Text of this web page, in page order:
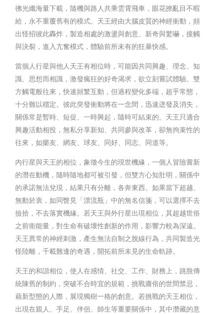
彿光纖海量下載，隨機與路人共乘雲霄飛車，眼花撩亂目不暇
給，永不重覆舊有的模式。天王經由大腦皮質的神經衝動，頻
出怪招彼此轟炸，製造相處的激盪與創意、新奇與驚嚇，接觸
與決裂，進入亢奮模式，體驗前所未有的狂暴快感。
當個人行星與他人天王有相位時，可能因共同興趣、理念、知
識、思想而相識，激發瘋狂的好奇渴求，欲立刻嘗試體驗。雙
方觸電般往來，快速頻繁互動，但過程變化多端，超乎常態，
十分難以穩定。彼此突發衝動將在一念間，迅速迸發及消失，
關係常是暫時、短促、一時興起，隨時可結束的。天王只適合
興趣活動相投，無私分享新知、共同參與改革，卻無拘束性的
往來，如樂友、網友、球友、同好、同志、同道等。
內行星與天王的相位，象徵今生的現世機緣，一個人冒險嘗新
的潛在動機，隨時隨地都可被引發，但雙方心知肚明，關係中
的承諾無法兌現，結果只有分離，各奔東西。如果當下超越、
無動於衷，如同瞥見「漂流瓶」中的無名信箋，可以選擇不去
撿拾，不去落實機緣。若天王與外行星出現相位，其超越世俗
之前衛能量，對生命有破壞性創新的作用，影響力較為深遠。
天王異常的神經刺激，產生無法自制之脫線行為，共同製造光
怪陸離，千載難逢的奇遇，開拓前所未見的生命軌跡。
天王的和諧相位，使人在感情、社交、工作、財務上，跳脫傳
統陳舊的制約，突破不合時宜的規範，挑戰庸俗的世間禁忌，
藉新型態的人際，展現獨樹一格的創意。若挑戰的天王相位，
出現在親人、手足、伴侶、師生等重要關係中，其中潛藏的意